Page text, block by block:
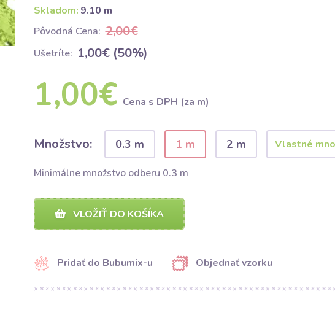
Skladom: 9.10 m
Pôvodná Cena: 2,00€
Ušetríte: 1,00€ (50%)
1,00€ Cena s DPH (za m)
Množstvo: 0.3 m 1 m 2 m
Minimálne množstvo odberu 0.3 m
VLOŽIŤ DO KOŠÍKA
Pridať do Bubumix-u Objednať vzorku